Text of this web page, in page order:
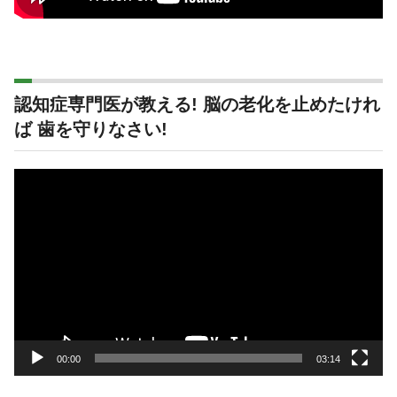
認知症専門医が教える! 脳の老化を止めたけれ
ば 歯を守りなさい!
00:00 03:14